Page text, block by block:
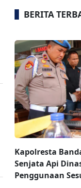
BERITA
Kapolresta
Senjata Api
Penggunaan